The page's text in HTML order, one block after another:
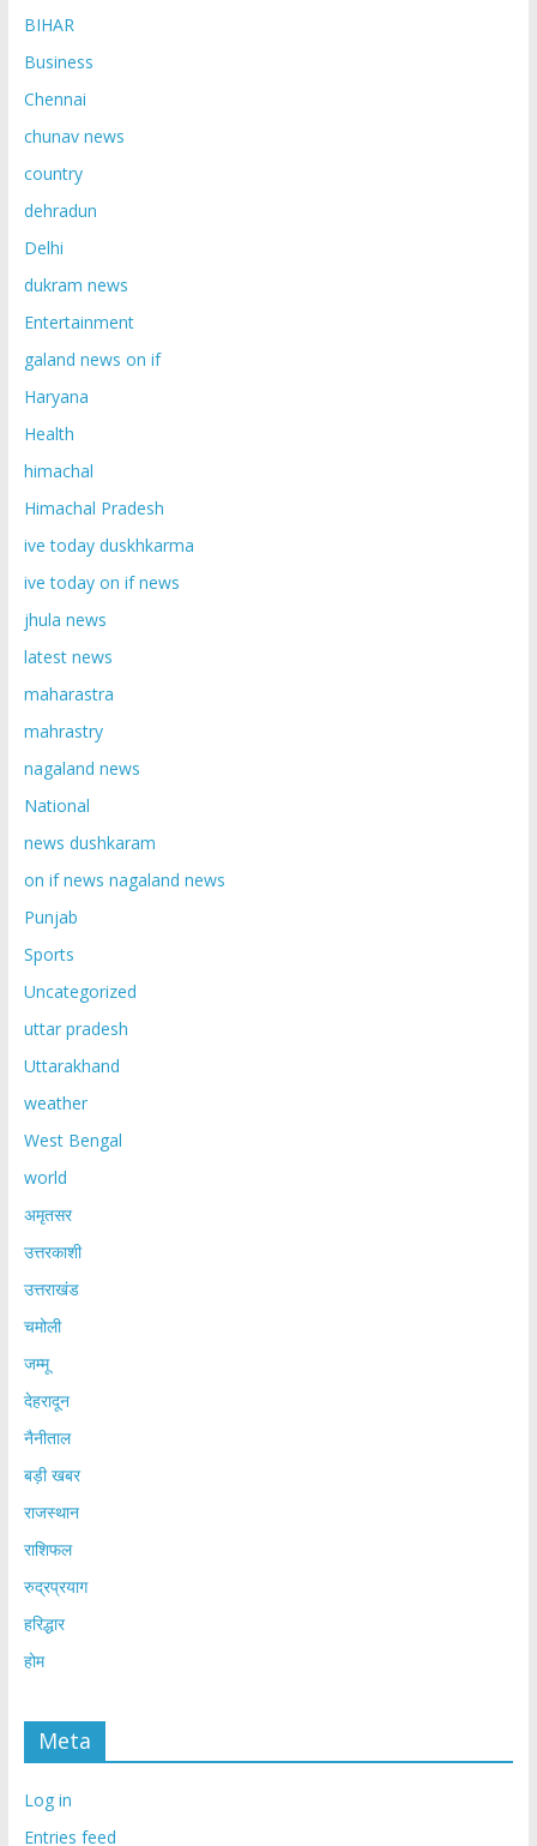
BIHAR
Business
Chennai
chunav news
country
dehradun
Delhi
dukram news
Entertainment
galand news on if
Haryana
Health
himachal
Himachal Pradesh
ive today duskhkarma
ive today on if news
jhula news
latest news
maharastra
mahrastry
nagaland news
National
news dushkaram
on if news nagaland news
Punjab
Sports
Uncategorized
uttar pradesh
Uttarakhand
weather
West Bengal
world
अमृतसर
उत्तरकाशी
उत्तराखंड
चमोली
जम्मू
देहरादून
नैनीताल
बड़ी खबर
राजस्थान
राशिफल
रुद्रप्रयाग
हरिद्धार
होम
Meta
Log in
Entries feed